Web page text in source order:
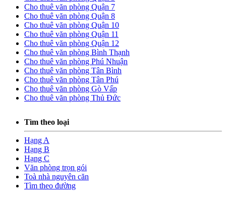
Cho thuê văn phòng Quận 7
Cho thuê văn phòng Quận 8
Cho thuê văn phòng Quận 10
Cho thuê văn phòng Quận 11
Cho thuê văn phòng Quận 12
Cho thuê văn phòng Bình Thạnh
Cho thuê văn phòng Phú Nhuận
Cho thuê văn phòng Tân Bình
Cho thuê văn phòng Tân Phú
Cho thuê văn phòng Gò Vấp
Cho thuê văn phòng Thủ Đức
Tìm theo loại
Hạng A
Hạng B
Hạng C
Văn phòng trọn gói
Toà nhà nguyên căn
Tìm theo đường